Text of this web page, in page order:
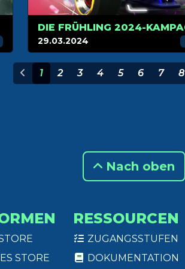
29.03.2024
1 2 3 4 5 6 7 8
Nach oben
STORE
RESSOURCEN
ZUGANGSSTUFEN
DOKUMENTATION